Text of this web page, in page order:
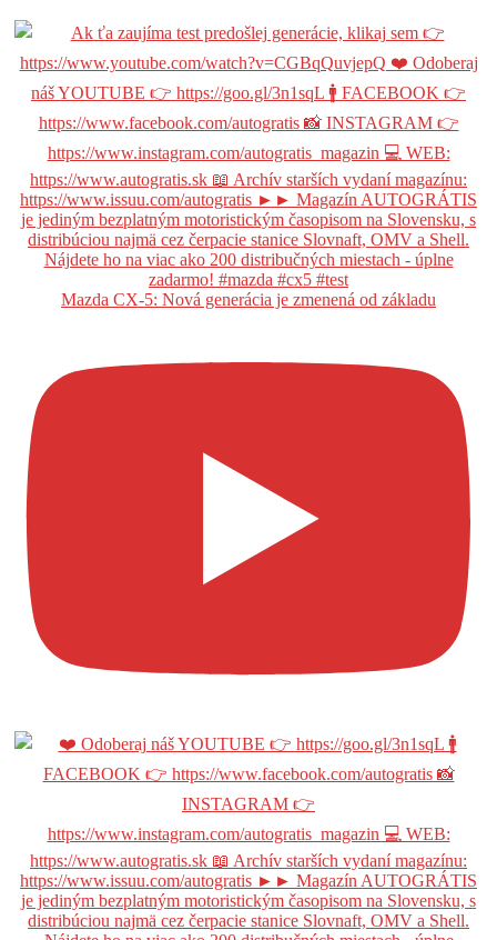
Mazda CX-5: Nová generácia je zmenená od základu